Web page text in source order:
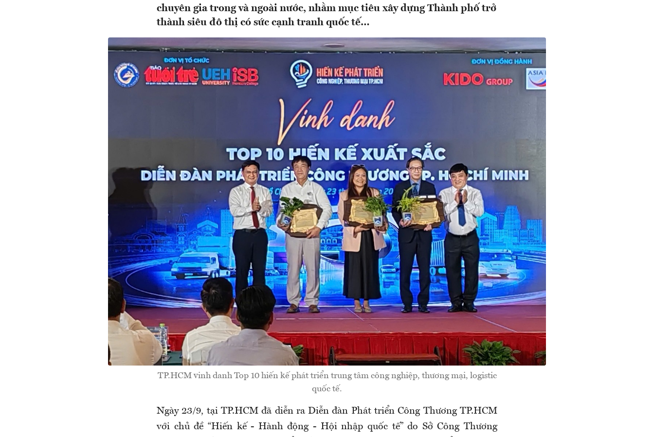
chuyên gia trong và ngoài nước, nhằm mục tiêu xây dựng Thành phố trở
thành siêu đô thị có sức cạnh tranh quốc tế…
TP.HCM vinh danh Top 10 hiến kế phát triển trung tâm công nghiệp, thương mại, logistic
quốc tế.
Ngày 23/9, tại TP.HCM đã diễn ra Diễn đàn Phát triển Công Thương TP.HCM
với chủ đề “Hiến kế - Hành động - Hội nhập quốc tế” do Sở Công Thương